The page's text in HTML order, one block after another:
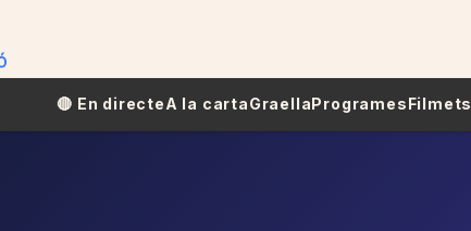
🔴​​ En directeA la cartaGraellaProgramesFilmets